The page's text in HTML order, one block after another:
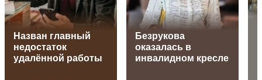
Назван главный
недостаток
удалённой работы
Безрукова
оказалась в
инвалидном кресле